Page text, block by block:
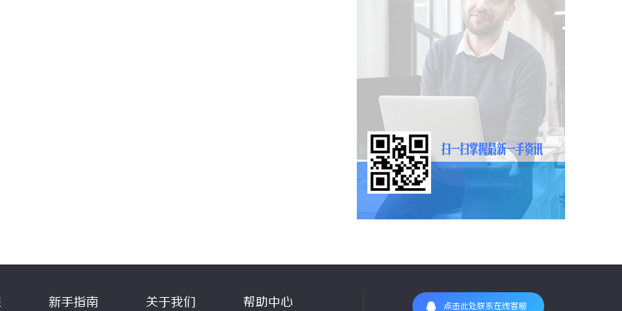
新手指南 关于我们 帮助中心 点击此处联系在线客服